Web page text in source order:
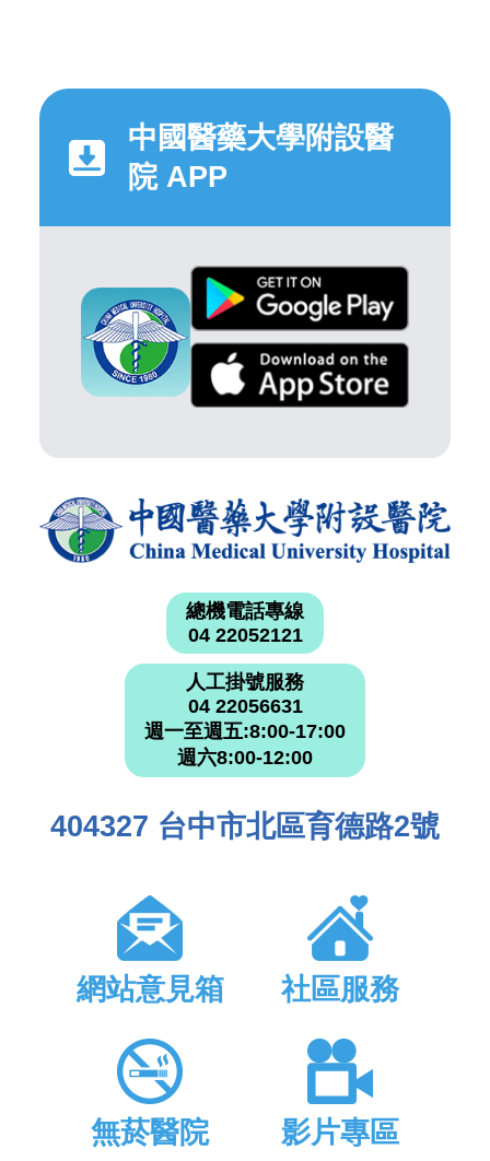
中國醫藥大學附設醫
院 APP
總機電話專線
04 22052121
人工掛號服務
04 22056631
週一至週五:8:00-17:00
週六8:00-12:00
404327 台中市北區育德路2號
網站意見箱 社區服務
無菸醫院 影片專區